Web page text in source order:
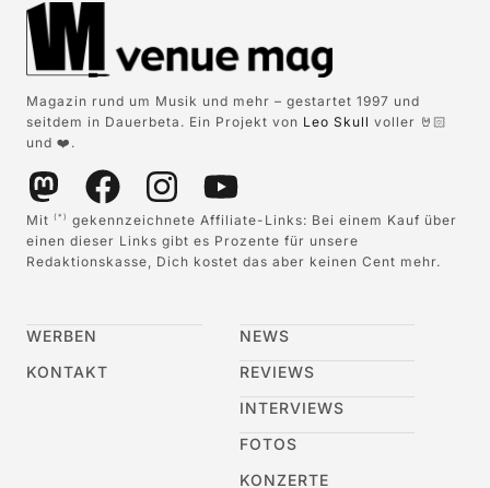
Magazin rund um Musik und mehr – gestartet 1997 und
seitdem in Dauerbeta. Ein Projekt von Leo Skull voller 🤘🏻
und ❤️.
Mit (*)
gekennzeichnete Affiliate-Links: Bei einem Kauf über
einen dieser Links gibt es Prozente für unsere
Redaktionskasse, Dich kostet das aber keinen Cent mehr.
WERBEN
KONTAKT
NEWS
REVIEWS
INTERVIEWS
FOTOS
KONZERTE